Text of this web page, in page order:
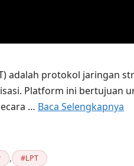
adalah protokol jaringan
Platform ini bertujuan
… Baca Selengkapnya
, LPT